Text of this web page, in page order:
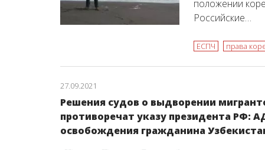
положении
Российские…
ЕСПЧ права
27.09.2021
Решения судов о выдворении
противоречат указу президента РФ:
освобождения гражданина